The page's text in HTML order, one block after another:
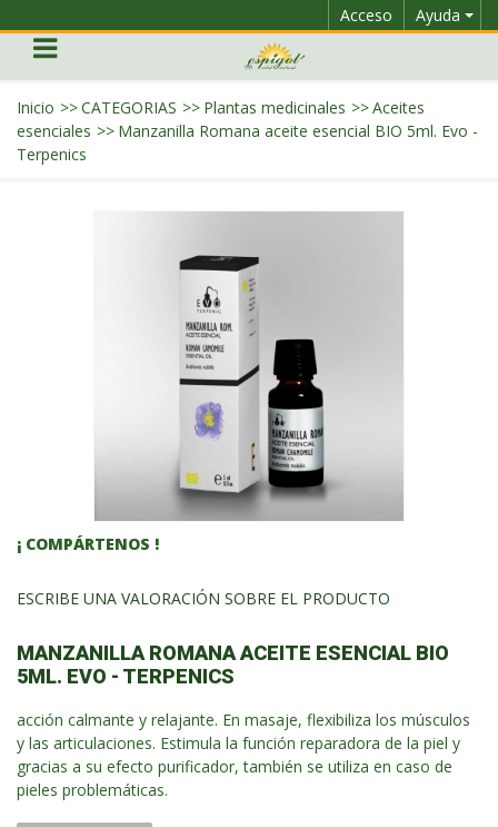
Ayuda
Acceso
Inicio >>CATEGORIAS >> Plantas medicinales >>Aceites
esenciales >> Manzanilla Romana aceite esencial BIO 5ml. Evo -
Terpenics
¡ COMPÁRTENOS !
ESCRIBE UNA VALORACIÓN SOBRE EL PRODUCTO
MANZANILLA ROMANA ACEITE ESENCIAL BIO
5ML. EVO - TERPENICS
acción calmante y relajante. En masaje, flexibiliza los músculos
y las articulaciones. Estimula la función reparadora de la piel y
gracias a su efecto purificador, también se utiliza en caso de
pieles problemáticas.